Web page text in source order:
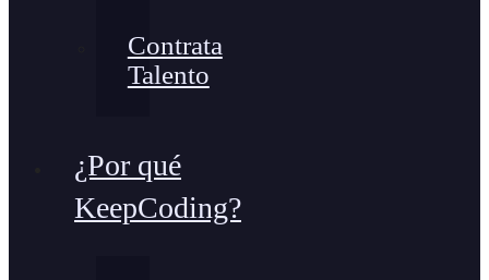
Contrata
Talento
¿Por qué
KeepCoding?